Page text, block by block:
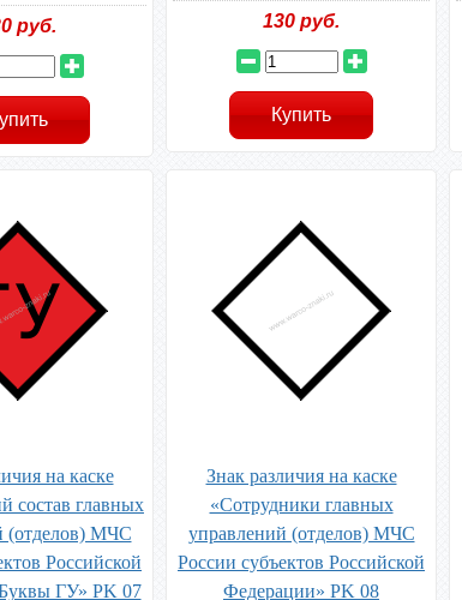
руб. 130 руб.
на каске
состав главных
(отделов) МЧС
Российской
ГУ» PK 07
Знак различия на каске
«Сотрудники главных
управлений (отделов) МЧС
России субъектов Российской
Федерации» PK 08